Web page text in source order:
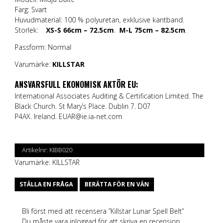
Färg: Svart
Huvudmaterial: 100 % polyuretan, exklusive kantband.
Storlek: XS-S 66cm – 72.5cm. M-L 75cm – 82.5cm.
Passform: Normal
Varumärke: KILLSTAR
ANSVARSFULL EKONOMISK AKTÖR EU:
International Associates Auditing & Certification Limited. The
Black Church. St Mary’s Place. Dublin 7. D07
P4AX. Ireland. EUAR@ie.ia-net.com
Artikelnr: KIBB020
Varumärke: KILLSTAR
STÄLLA EN FRÅGA BERÄTTA FÖR EN VÄN
Bli först med att recensera ”Killstar Lunar Spell Belt”